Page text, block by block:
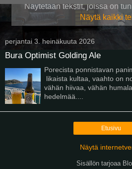
Näytetään tekstit, joissa on
Näytä kaikki
perjantai 3. heinäkuuta 2026
Bura Optimist Golding Ale
Porecista ponnistavan
likaista kultaa, vaahto on
vähän hiivaa, vähän
hedelmää....
Etusivu
Näytä
Sisällön tarjoaa